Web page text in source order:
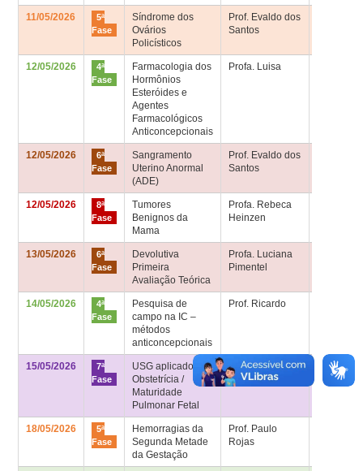
11/05/2026
5ª
Fase
Síndrome dos
Ovários
Policísticos
Prof. Evaldo dos
Santos
12/05/2026
4ª
Fase
Farmacologia dos
Hormônios
Esteróides e
Agentes
Farmacológicos
Anticoncepcionais
Profa. Luisa
12/05/2026
6ª
Fase
Sangramento
Uterino Anormal
(ADE)
Prof. Evaldo dos
Santos
12/05/2026
8ª
Fase
Tumores
Benignos da
Mama
Profa. Rebeca
Heinzen
13/05/2026
6ª
Fase
Devolutiva
Primeira
Avaliação Teórica
Profa. Luciana
Pimentel
14/05/2026
4ª
Fase
Pesquisa de
campo na IC –
métodos
anticoncepcionais
Prof. Ricardo
15/05/2026
7ª
Fase
USG aplicado à
Obstetrícia /
Maturidade
Pulmonar Fetal
Profa. Beatriz
Kuerten
Sala de
aula 7ª
18/05/2026
5ª
Fase
Hemorragias da
Segunda Metade
da Gestação
Prof. Paulo
Rojas